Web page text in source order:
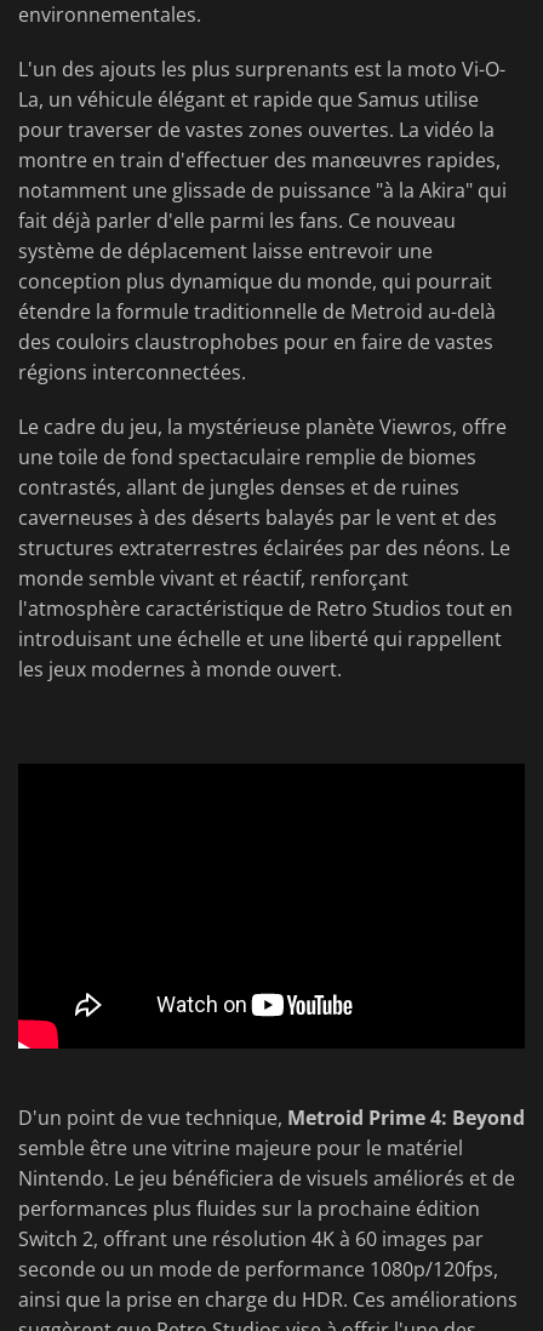
environnementales.
L'un des ajouts les plus surprenants est la moto Vi-O-
La, un véhicule élégant et rapide que Samus utilise
pour traverser de vastes zones ouvertes. La vidéo la
montre en train d'effectuer des manœuvres rapides,
notamment une glissade de puissance "à la Akira" qui
fait déjà parler d'elle parmi les fans. Ce nouveau
système de déplacement laisse entrevoir une
conception plus dynamique du monde, qui pourrait
étendre la formule traditionnelle de Metroid au-delà
des couloirs claustrophobes pour en faire de vastes
régions interconnectées.
Le cadre du jeu, la mystérieuse planète Viewros, offre
une toile de fond spectaculaire remplie de biomes
contrastés, allant de jungles denses et de ruines
caverneuses à des déserts balayés par le vent et des
structures extraterrestres éclairées par des néons. Le
monde semble vivant et réactif, renforçant
l'atmosphère caractéristique de Retro Studios tout en
introduisant une échelle et une liberté qui rappellent
les jeux modernes à monde ouvert.
D'un point de vue technique, Metroid Prime 4: Beyond
semble être une vitrine majeure pour le matériel
Nintendo. Le jeu bénéficiera de visuels améliorés et de
performances plus fluides sur la prochaine édition
Switch 2, offrant une résolution 4K à 60 images par
seconde ou un mode de performance 1080p/120fps,
ainsi que la prise en charge du HDR. Ces améliorations